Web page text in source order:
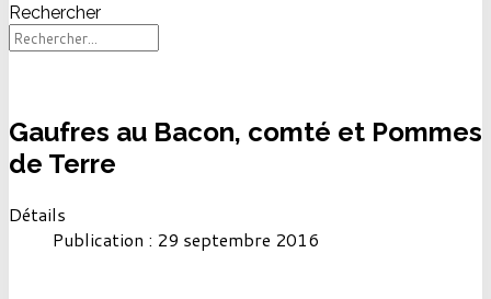
Rechercher
Gaufres au Bacon, comté et Pommes
de Terre
Détails
Publication : 29 septembre 2016